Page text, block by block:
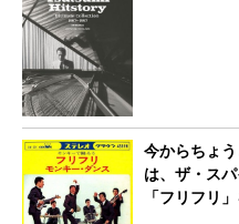
今からちょ
は、ザ・ス
「フリフリ